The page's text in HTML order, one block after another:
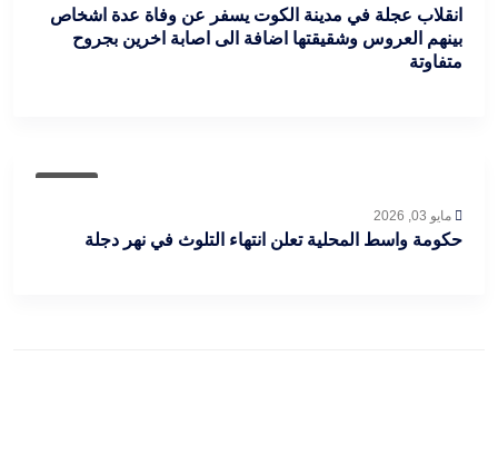
انقلاب عجلة في مدينة الكوت يسفر عن وفاة عدة اشخاص
بينهم العروس وشقيقتها اضافة الى اصابة اخرين بجروح
متفاوتة
مايو 03, 2026
حكومة واسط المحلية تعلن انتهاء التلوث في نهر دجلة